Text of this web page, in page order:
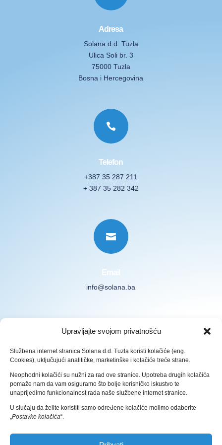
Upravljajte svojom privatnošću
Službena internet stranica Solana d.d. Tuzla koristi kolačiće (eng.
Cookies), uključujući analitičke, marketinške i kolačiće treće strane.
Neophodni kolačići su nužni za rad ove stranice. Upotreba drugih kolačića
pomaže nam da vam osiguramo što bolje korisničko iskustvo te
unaprijedimo funkcionalnost rada naše službene internet stranice.
U slučaju da želite koristiti samo određene kolačiće molimo odaberite
„Postavke kolačića“.
Adresa
Solana d.d. Tuzla
Ulica Soli br. 3
75000 Tuzla
Bosna i Hercegovina

Telefon
+387 35 287 211
+ 387 35 282 342

Email
info@solana.ba
Prijava